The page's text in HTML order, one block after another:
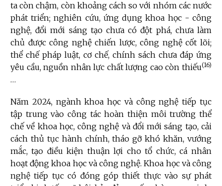
ta còn chậm, còn khoảng cách so với nhóm các nước
phát triển; nghiên cứu, ứng dụng khoa học - công
nghệ, đổi mới sáng tạo chưa có đột phá, chưa làm
chủ được công nghệ chiến lược, công nghệ cốt lõi;
thể chế pháp luật, cơ chế, chính sách chưa đáp ứng
yêu cầu, nguồn nhân lực chất lượng cao còn thiếu(16)
…
Năm 2024, ngành khoa học và công nghệ tiếp tục
tập trung vào công tác hoàn thiện môi trường thể
chế về khoa học, công nghệ và đổi mới sáng tạo, cải
cách thủ tục hành chính, tháo gỡ khó khăn, vướng
mắc, tạo điều kiện thuận lợi cho tổ chức, cá nhân
hoạt động khoa học và công nghệ. Khoa học và công
nghệ tiếp tục có đóng góp thiết thực vào sự phát